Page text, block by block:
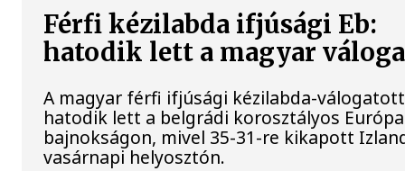
Férfi kézilabda ifjúsági Eb:
hatodik lett a magyar
A magyar férfi ifjúsági kézilabda-válogatott
hatodik lett a belgrádi korosztályos
bajnokságon, mivel 35-31-re kikapott
vasárnapi helyosztón.